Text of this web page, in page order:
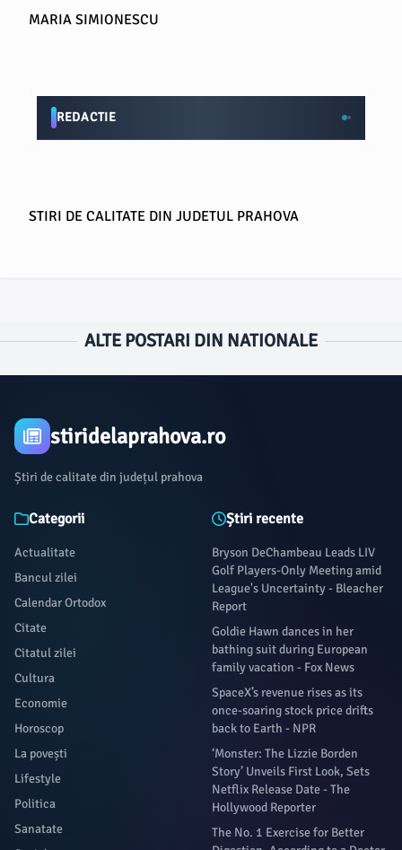
MARIA SIMIONESCU
REDACTIE
STIRI DE CALITATE DIN JUDETUL PRAHOVA
ALTE POSTARI DIN NATIONALE
stiridelaprahova.ro
Știri de calitate din județul prahova
Categorii
Actualitate
Bancul zilei
Calendar Ortodox
Citate
Citatul zilei
Cultura
Economie
Horoscop
La povești
Lifestyle
Politica
Sanatate
Știri recente
Bryson DeChambeau Leads LIV
Golf Players-Only Meeting amid
League's Uncertainty - Bleacher
Report
Goldie Hawn dances in her
bathing suit during European
family vacation - Fox News
SpaceX’s revenue rises as its
once-soaring stock price drifts
back to Earth - NPR
‘Monster: The Lizzie Borden
Story’ Unveils First Look, Sets
Netflix Release Date - The
Hollywood Reporter
The No. 1 Exercise for Better